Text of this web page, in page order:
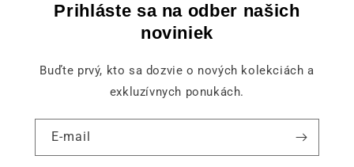
Prihláste sa na odber našich
noviniek
Buďte prvý, kto sa dozvie o nových kolekciách a
exkluzívnych ponukách.
E-mail